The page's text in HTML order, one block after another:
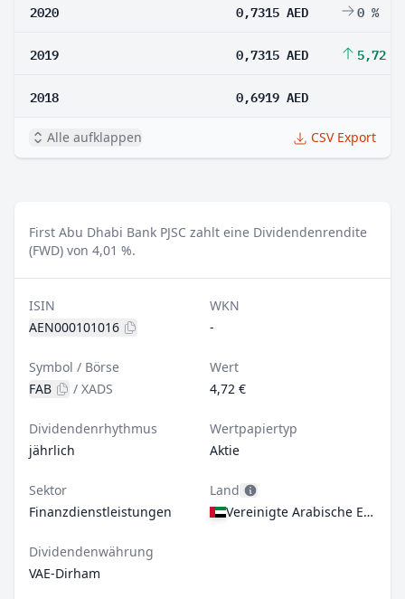
2020 0,7315 AED 0 %
2019 0,7315 AED 5,72 %
2018 0,6919 AED
Alle aufklappen CSV Export
First Abu Dhabi Bank PJSC zahlt eine Dividendenrendite
(FWD) von 4,01 %.
ISIN
AEN000101016
WKN
-
Symbol / Börse
FAB
/ XADS
Wert
4,72 €
Dividendenrhythmus
jährlich
Wertpapiertyp
Aktie
Sektor
Finanzdienstleistungen
Land
Vereinigte Arabische Emirate
Dividendenwährung
VAE-Dirham